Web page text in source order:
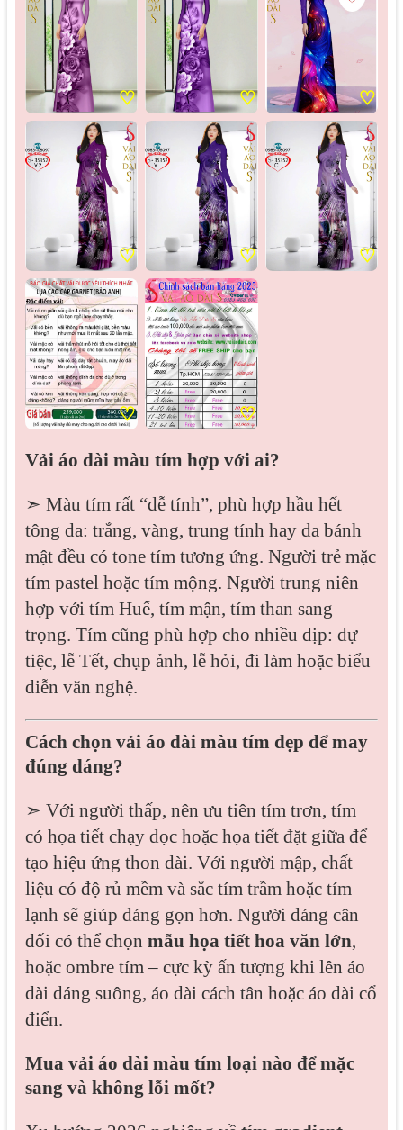
♡ ♡ ♡
♡ ♡ ♡
♡ ♡
Vải áo dài màu tím hợp với ai?
➣ Màu tím rất “dễ tính”, phù hợp hầu hết
tông da: trắng, vàng, trung tính hay da bánh
mật đều có tone tím tương ứng. Người trẻ mặc
tím pastel hoặc tím mộng. Người trung niên
hợp với tím Huế, tím mận, tím than sang
trọng. Tím cũng phù hợp cho nhiều dịp: dự
tiệc, lễ Tết, chụp ảnh, lễ hỏi, đi làm hoặc biểu
diễn văn nghệ.
Cách chọn vải áo dài màu tím đẹp để may
đúng dáng?
➣ Với người thấp, nên ưu tiên tím trơn, tím
có họa tiết chạy dọc hoặc họa tiết đặt giữa để
tạo hiệu ứng thon dài. Với người mập, chất
liệu có độ rủ mềm và sắc tím trầm hoặc tím
lạnh sẽ giúp dáng gọn hơn. Người dáng cân
đối có thể chọn mẫu họa tiết hoa văn lớn,
hoặc ombre tím – cực kỳ ấn tượng khi lên áo
dài dáng suông, áo dài cách tân hoặc áo dài cổ
điển.
Mua vải áo dài màu tím loại nào để mặc
sang và không lỗi mốt?